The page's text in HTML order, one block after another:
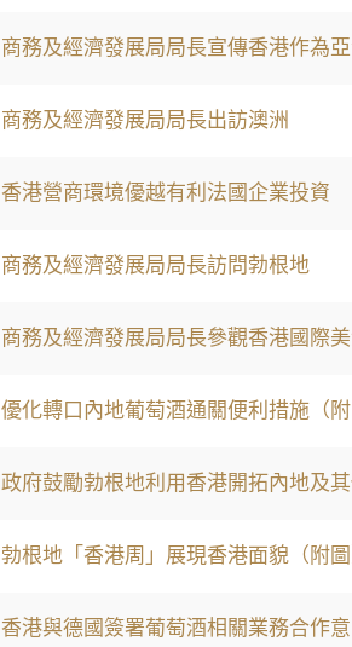
商務及經濟發展局局長宣傳香港作為
商務及經濟發展局局長出訪澳洲
香港營商環境優越有利法國企業投資
商務及經濟發展局局長訪問勃根地
商務及經濟發展局局長參觀香港國際美
優化轉口內地葡萄酒通關便利措施（附
政府鼓勵勃根地利用香港開拓內地及
勃根地「香港周」展現香港面貌（附圖
香港與德國簽署葡萄酒相關業務合作意